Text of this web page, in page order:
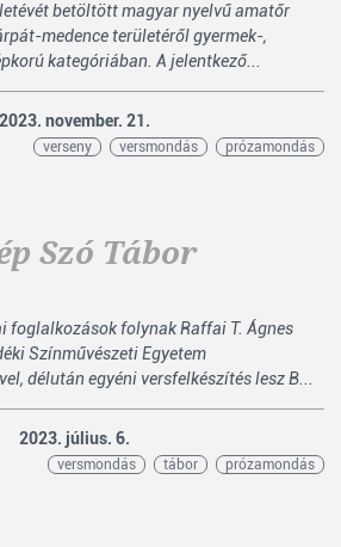
betöltött magyar nyelvű amatőr
medence területéről gyermek-,
kategóriában. A jelentkező...
2023. november. 21.
verseny versmondás prózamondás
Szó Tábor
foglalkozások folynak Raffai T. Ágnes
Színművészeti Egyetem
délután egyéni versfelkészítés lesz B...
2023. július. 6.
versmondás tábor prózamondás